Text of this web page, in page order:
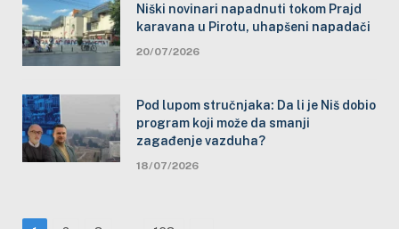
Niški novinari napadnuti tokom Prajd
karavana u Pirotu, uhapšeni napadači
20/07/2026
Pod lupom stručnjaka: Da li je Niš dobio
program koji može da smanji
zagađenje vazduha?
18/07/2026